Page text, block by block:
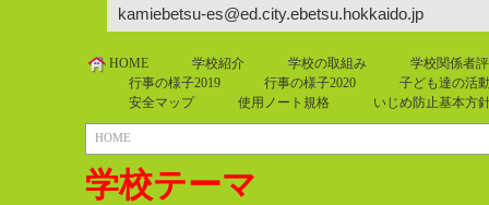
kamiebetsu-es@ed.city.ebetsu.hokkaido.jp
HOME 学校紹介 学校の取組み
学校関係者
行事の様子2019
行事の様子2020
子ども達の活
安全マップ
使用ノート規格 いじめ防止基本方
HOME
学校テーマ